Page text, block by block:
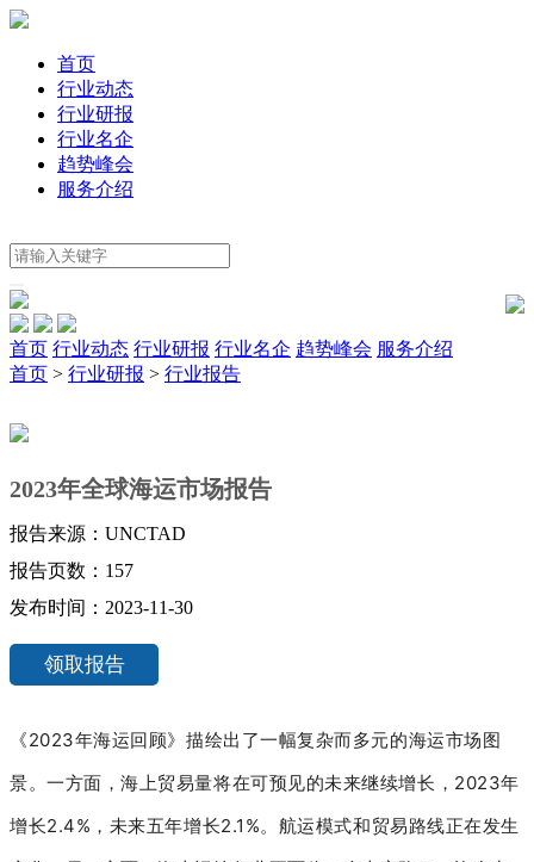
首页
行业动态
行业研报
行业名企
趋势峰会
服务介绍
首页 行业动态 行业研报 行业名企 趋势峰会 服务介绍
首页 > 行业研报 > 行业报告
2023年全球海运市场报告
报告来源：UNCTAD
报告页数：157
发布时间：2023-11-30
领取报告
《2023年海运回顾》描绘出了一幅复杂而多元的海运市场图
景。一方面，海上贸易量将在可预见的未来继续增长，2023年
增长2.4%，未来五年增长2.1%。 航运模式和贸易路线正在发生